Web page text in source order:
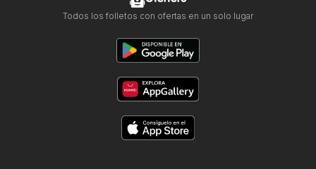
Todos los folletos con ofertas en un solo lugar